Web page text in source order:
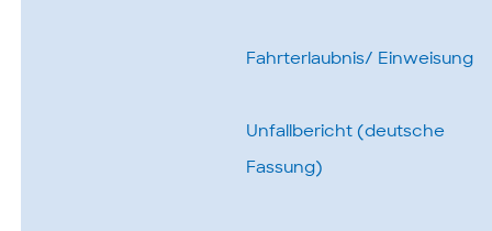
Fahrterlaubnis/ Einweisung
Unfallbericht (deutsche
Fassung)